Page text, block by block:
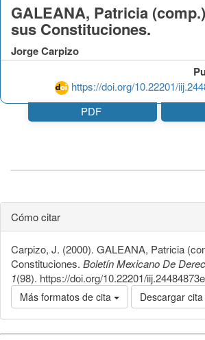
https://doi.org/10.22201/
GALEANA, Patricia
sus Constituciones.
Jorge Carpizo
PDF
Cómo citar
Carpizo, J. (2000). GALEANA, Patricia
Constituciones. Boletín Mexicano De
1(98). https://doi.org/10.22201/
Más formatos de cita Descargar cita